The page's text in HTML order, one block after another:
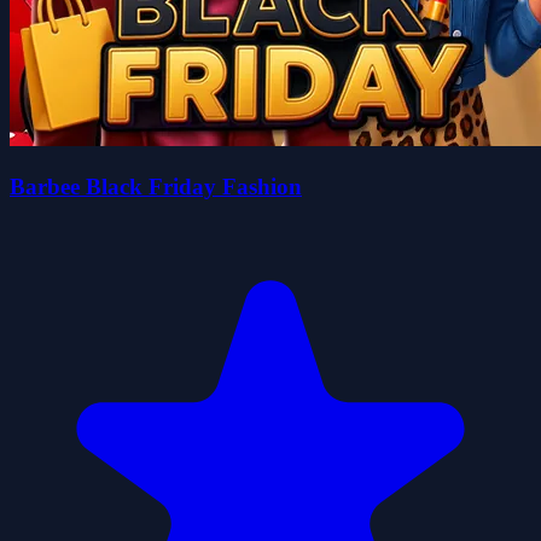
Barbee Black Friday Fashion